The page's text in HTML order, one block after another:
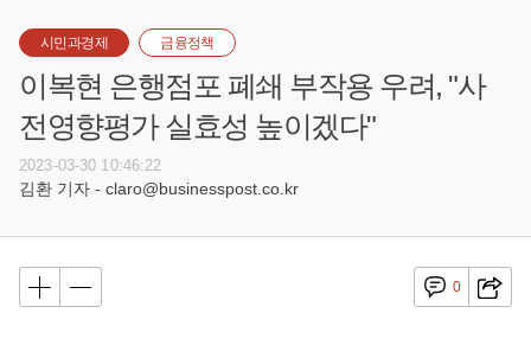
시민과경제 금융정책
이복현 은행점포 폐쇄 부작용 우려, "사
전영향평가 실효성 높이겠다"
2023-03-30 10:46:22
김환 기자 - claro@businesspost.co.kr
0